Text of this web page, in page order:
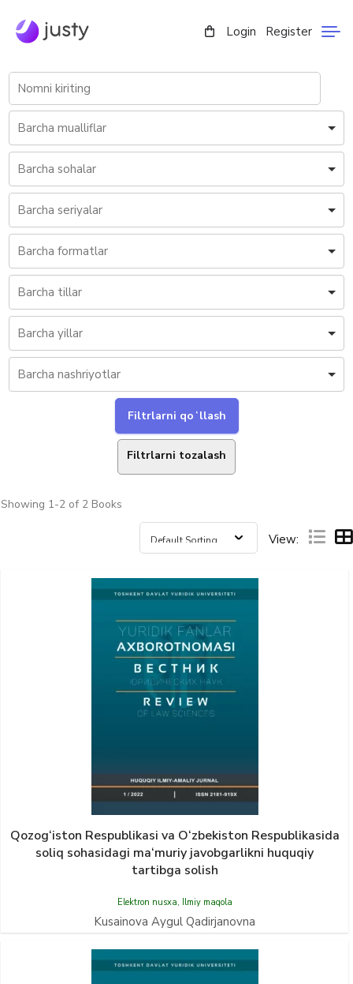
Login Register
Filtrlarni tozalash
Showing 1-2 of 2 Books
View:
Qozog‘iston Respublikаsi vа O‘zbekiston Respublikаsidа
soliq sohаsidаgi mа‘muriy jаvobgаrlikni huquqiy
tаrtibgа solish
Elektron nusxa, Ilmiy maqola
Kusainova Aygul Qadirjanovna